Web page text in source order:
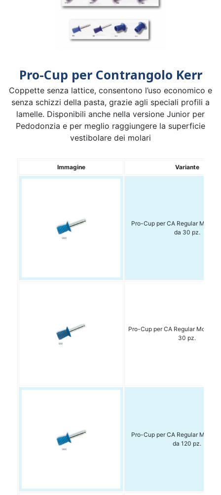
Pro-Cup per Contrangolo Kerr
Coppette senza lattice, consentono l’uso economico e
senza schizzi della pasta, grazie agli speciali profili a
lamelle. Disponibili anche nella versione Junior per
Pedodonzia e per meglio raggiungere la superficie
vestibolare dei molari
Immagine Variante
Pro-Cup per CA Regular Morb.
da 30 pz.
Pro-Cup per CA Regular Morb
30 pz.
Pro-Cup per CA Regular Morb.
da 120 pz.